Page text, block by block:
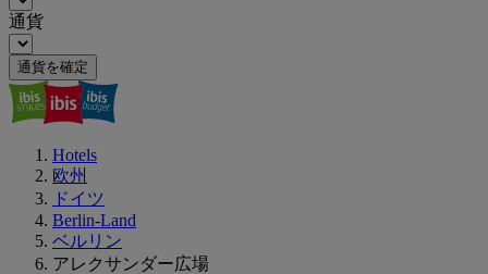
通貨
通貨を確定
Hotels
欧州
ドイツ
Berlin-Land
ベルリン
アレクサンダー広場